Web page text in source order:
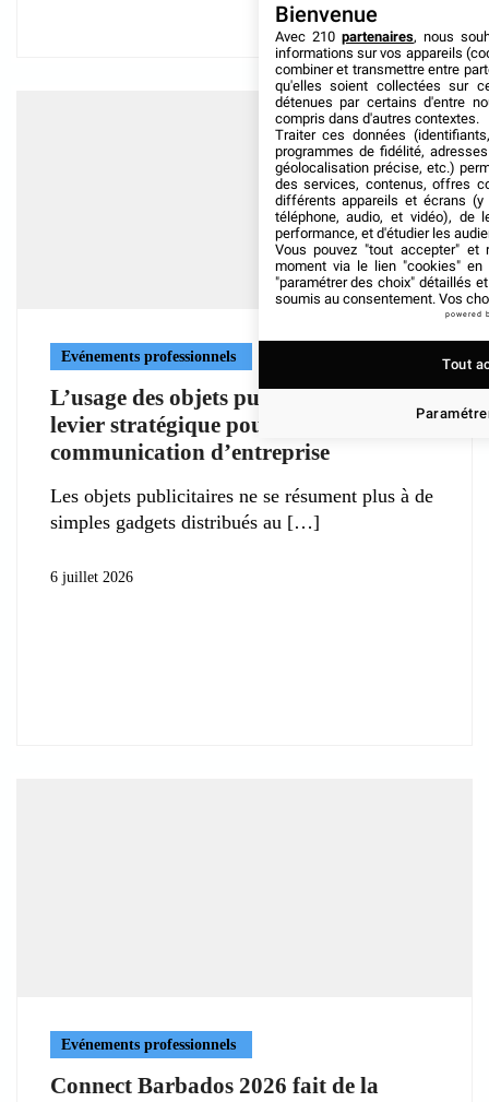
Evénements professionnels
L’usage des objets publicitaires, un
levier stratégique pour la
communication d’entreprise
Les objets publicitaires ne se résument plus à de
simples gadgets distribués au
6 juillet 2026
Evénements professionnels
Connect Barbados 2026 fait de la
Bienvenue
Avec 210 partenaires, nous
informations sur vos appareils
combiner et transmettre entre
qu'elles soient collectées sur
détenues par certains d'entre
compris dans d'autres contextes.
Traiter ces données
programmes de fidélité,
géolocalisation précise, etc.)
des services, contenus, offres
différents appareils et écrans (y
téléphone, audio, et vidéo), de
performance, et d'étudier les
Vous pouvez "tout accepter" et
moment via le lien "cookies" en
"paramétrer des choix" détaillés
soumis au consentement. Vos
powered
Tout